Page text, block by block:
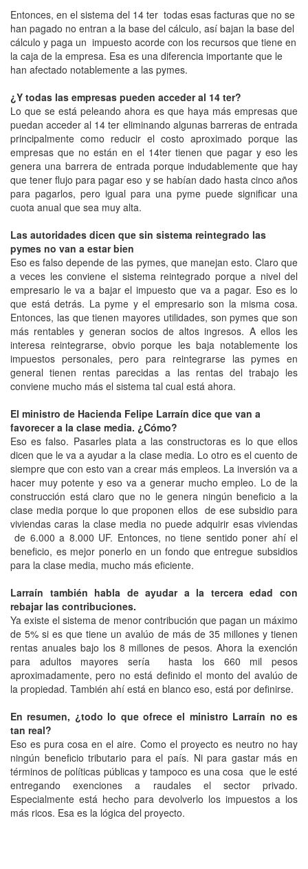
Entonces, en el sistema del 14 ter todas esas facturas que no se
han pagado no entran a la base del cálculo, así bajan la base del
cálculo y paga un impuesto acorde con los recursos que tiene en
la caja de la empresa. Esa es una diferencia importante que le
han afectado notablemente a las pymes.
¿Y todas las empresas pueden acceder al 14 ter?
Lo que se está peleando ahora es que haya más empresas que
puedan acceder al 14 ter eliminando algunas barreras de entrada
principalmente como reducir el costo aproximado porque las
empresas que no están en el 14ter tienen que pagar y eso les
genera una barrera de entrada porque indudablemente que hay
que tener flujo para pagar eso y se habían dado hasta cinco años
para pagarlos, pero igual para una pyme puede significar una
cuota anual que sea muy alta.
Las autoridades dicen que sin sistema reintegrado las
pymes no van a estar bien
Eso es falso depende de las pymes, que manejan esto. Claro que
a veces les conviene el sistema reintegrado porque a nivel del
empresario le va a bajar el impuesto que va a pagar. Eso es lo
que está detrás. La pyme y el empresario son la misma cosa.
Entonces, las que tienen mayores utilidades, son pymes que son
más rentables y generan socios de altos ingresos. A ellos les
interesa reintegrarse, obvio porque les baja notablemente los
impuestos personales, pero para reintegrarse las pymes en
general tienen rentas parecidas a las rentas del trabajo les
conviene mucho más el sistema tal cual está ahora.
El ministro de Hacienda Felipe Larraín dice que van a
favorecer a la clase media. ¿Cómo?
Eso es falso. Pasarles plata a las constructoras es lo que ellos
dicen que le va a ayudar a la clase media. Lo otro es el cuento de
siempre que con esto van a crear más empleos. La inversión va a
hacer muy potente y eso va a generar mucho empleo. Lo de la
construcción está claro que no le genera ningún beneficio a la
clase media porque lo que proponen ellos de ese subsidio para
viviendas caras la clase media no puede adquirir esas viviendas
de 6.000 a 8.000 UF. Entonces, no tiene sentido poner ahí el
beneficio, es mejor ponerlo en un fondo que entregue subsidios
para la clase media, mucho más eficiente.
Larraín también habla de ayudar a la tercera edad con
rebajar las contribuciones.
Ya existe el sistema de menor contribución que pagan un máximo
de 5% si es que tiene un avalúo de más de 35 millones y tienen
rentas anuales bajo los 8 millones de pesos. Ahora la exención
para adultos mayores sería hasta los 660 mil pesos
aproximadamente, pero no está definido el monto del avalúo de
la propiedad. También ahí está en blanco eso, está por definirse.
En resumen, ¿todo lo que ofrece el ministro Larraín no es
tan real?
Eso es pura cosa en el aire. Como el proyecto es neutro no hay
ningún beneficio tributario para el país. Ni para gastar más en
términos de políticas públicas y tampoco es una cosa que le esté
entregando exenciones a raudales el sector privado.
Especialmente está hecho para devolverlo los impuestos a los
más ricos. Esa es la lógica del proyecto.